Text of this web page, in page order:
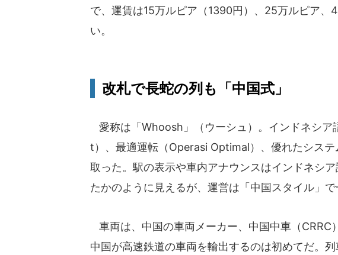
で、運賃は15万ルピア（1390円）、25万ルピア、
い。
改札で長蛇の列も「中国式」
愛称は「Whoosh」（ウーシュ）。インドネシア
t）、最適運転（Operasi Optimal）、優れたシス
取った。駅の表示や車内アナウンスはインドネシ
たかのように見えるが、運営は「中国スタイル」で
車両は、中国の車両メーカー、中国中車（CRRC
中国が高速鉄道の車両を輸出するのは初めてだ。